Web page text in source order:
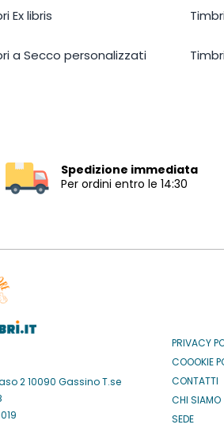
Ex libris
a Secco personalizzati
Spedizione immediata
Per ordini entro le 14:30
2 10090 Gassino T.se
PRIVACY
COOOKIE
CONTATTI
CHI SIAMO
SEDE